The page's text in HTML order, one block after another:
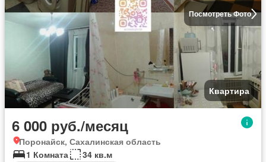
Посмотреть Фото
Квартира
6 000 руб./месяц
Поронайск, Сахалинская область
1 Комната
34 кв.м